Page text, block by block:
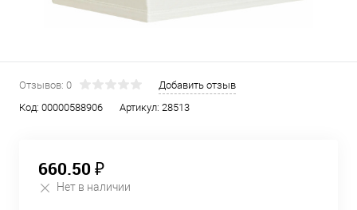
Отзывов: 0
Добавить отзыв
Код: 00000588906 Артикул: 28513
660.50 ₽
Нет в наличии